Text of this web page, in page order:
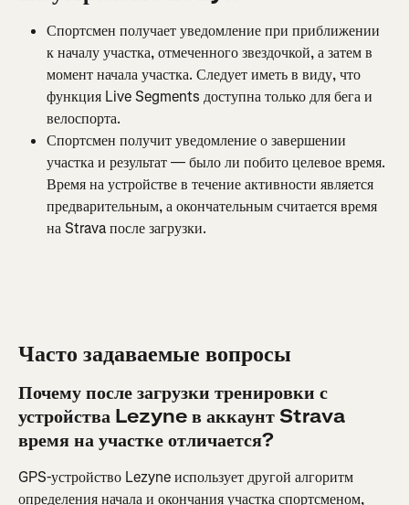
Спортсмен получает уведомление при приближении
к началу участка, отмеченного звездочкой, а затем в
момент начала участка. Следует иметь в виду, что
функция Live Segments доступна только для бега и
велоспорта.
Спортсмен получит уведомление о завершении
участка и результат — было ли побито целевое время.
Время на устройстве в течение активности является
предварительным, а окончательным считается время
на Strava после загрузки.
Часто задаваемые вопросы
Почему после загрузки тренировки с
устройства Lezyne в аккаунт Strava
время на участке отличается?
GPS-устройство Lezyne использует другой алгоритм
определения начала и окончания участка спортсменом,